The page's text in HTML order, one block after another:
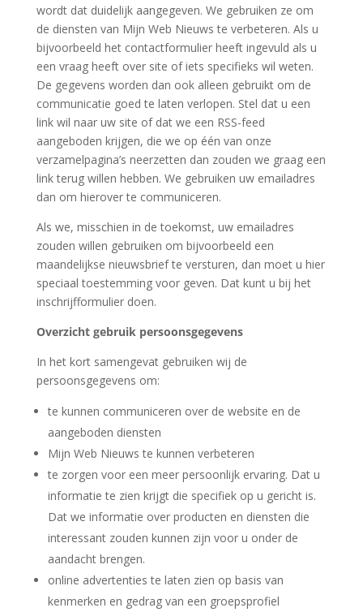
wordt dat duidelijk aangegeven. We gebruiken ze om
de diensten van Mijn Web Nieuws te verbeteren. Als u
bijvoorbeeld het contactformulier heeft ingevuld als u
een vraag heeft over site of iets specifieks wil weten.
De gegevens worden dan ook alleen gebruikt om de
communicatie goed te laten verlopen. Stel dat u een
link wil naar uw site of dat we een RSS-feed
aangeboden krijgen, die we op één van onze
verzamelpagina’s neerzetten dan zouden we graag een
link terug willen hebben. We gebruiken uw emailadres
dan om hierover te communiceren.
Als we, misschien in de toekomst, uw emailadres
zouden willen gebruiken om bijvoorbeeld een
maandelijkse nieuwsbrief te versturen, dan moet u hier
speciaal toestemming voor geven. Dat kunt u bij het
inschrijfformulier doen.
Overzicht gebruik persoonsgegevens
In het kort samengevat gebruiken wij de
persoonsgegevens om:
te kunnen communiceren over de website en de
aangeboden diensten
Mijn Web Nieuws te kunnen verbeteren
te zorgen voor een meer persoonlijk ervaring. Dat u
informatie te zien krijgt die specifiek op u gericht is.
Dat we informatie over producten en diensten die
interessant zouden kunnen zijn voor u onder de
aandacht brengen.
online advertenties te laten zien op basis van
kenmerken en gedrag van een groepsprofiel